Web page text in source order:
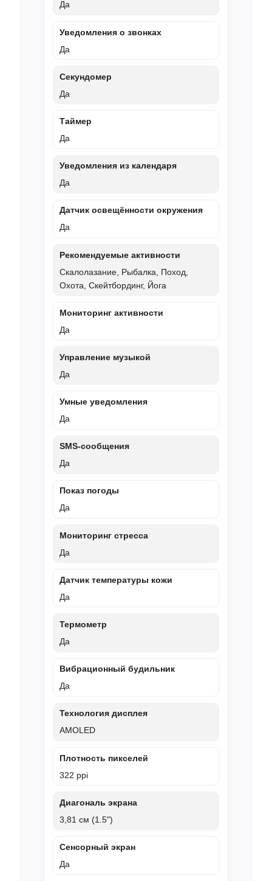
Да
Уведомления о звонках
Да
Секундомер
Да
Таймер
Да
Уведомления из календаря
Да
Датчик освещённости окружения
Да
Рекомендуемые активности
Скалолазание, Рыбалка, Поход,
Охота, Скейтбординг, Йога
Мониторинг активности
Да
Управление музыкой
Да
Умные уведомления
Да
SMS‑сообщения
Да
Показ погоды
Да
Мониторинг стресса
Да
Датчик температуры кожи
Да
Термометр
Да
Вибрационный будильник
Да
Технология дисплея
AMOLED
Плотность пикселей
322 ppi
Диагональ экрана
3,81 см (1.5")
Сенсорный экран
Да